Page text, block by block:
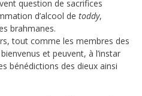
question de sacrifices
d’alcool de toddy,
brahmanes.
tout comme les membres des
et peuvent, à l’instar
bénédictions des dieux ainsi